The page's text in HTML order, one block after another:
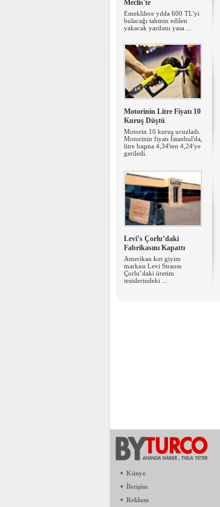
Meclis'te
Emeklilere yılda 600 TL'yi
bulacağı tahmin edilen
yakacak yardımı yasa ...
Motorinin Litre Fiyatı 10
Kuruş Düştü
Motorin 10 kuruş ucuzladı.
Motorinin fiyatı İstanbul'da,
litre başına 4,34'ten 4,24'ye
geriledi.
Levi’s Çorlu’daki
Fabrikasını Kapattı
Amerikan kot giyim
markası Levi Strauss
Çorlu’daki üretim
tesislerindeki ...
• Künye
• İletişim
• Reklam